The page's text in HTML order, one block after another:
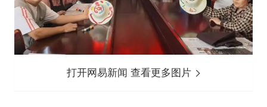
打开网易新闻 查看更多图片